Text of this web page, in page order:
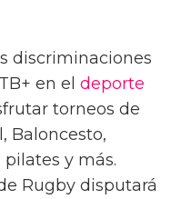
discriminaciones
en el deporte
torneos de
Baloncesto,
y más.
Rugby disputará